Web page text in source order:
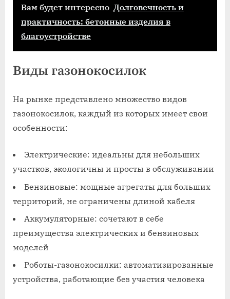
Вам будет интересно Долговечность и
практичность: бетонные изделия в
благоустройстве
Виды газонокосилок
На рынке представлено множество видов
газонокосилок, каждый из которых имеет свои
особенности:
Электрические: идеальны для небольших
участков, экологичны и просты в обслуживании
Бензиновые: мощные агрегаты для больших
территорий, не ограничены длиной кабеля
Аккумуляторные: сочетают в себе
преимущества электрических и бензиновых
моделей
Роботы-газонокосилки: автоматизированные
устройства, работающие без участия человека